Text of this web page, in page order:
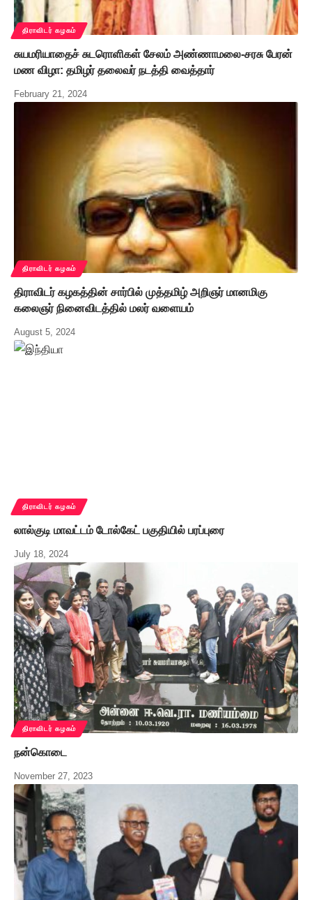
திராவிடர் கழகம்
சுயமரியாதைச் சுடரொளிகள் சேலம் அண்ணாமலை-சரசு பேரன்
மண விழா: தமிழர் தலைவர் நடத்தி வைத்தார்
February 21, 2024
திராவிடர் கழகம்
திராவிடர் கழகத்தின் சார்பில் முத்தமிழ் அறிஞர் மானமிகு
கலைஞர் நினைவிடத்தில் மலர் வளையம்
August 5, 2024
திராவிடர் கழகம்
லால்குடி மாவட்டம் டோல்கேட் பகுதியில் பரப்புரை
July 18, 2024
திராவிடர் கழகம்
நன்கொடை
November 27, 2023